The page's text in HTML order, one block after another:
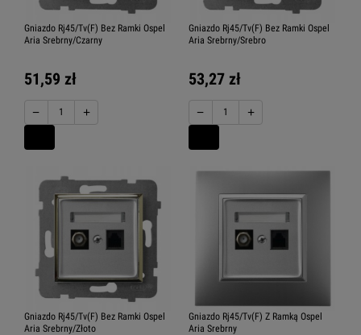
Gniazdo Rj45/Tv(F) Bez Ramki Ospel
Aria Srebrny/Czarny
51,59 zł
− +
Gniazdo Rj45/Tv(F) Bez Ramki Ospel
Aria Srebrny/Srebro
53,27 zł
− +
Gniazdo Rj45/Tv(F) Bez Ramki Ospel
Aria Srebrny/Złoto
Gniazdo Rj45/Tv(F) Z Ramką Ospel
Aria Srebrny